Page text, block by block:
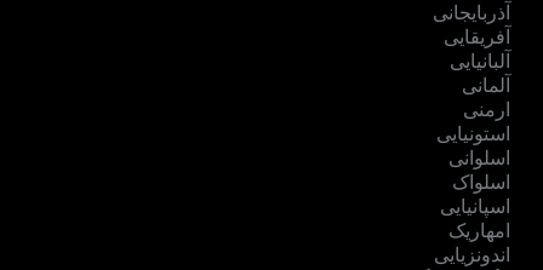
آذربایجانی
آفریقایی
آلبانیایی
آلمانی
ارمنی
استونیایی
اسلوانی
اسلواک
اسپانیایی
امهاریک
اندونزیایی